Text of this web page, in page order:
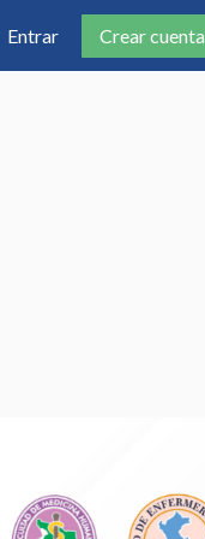
Entrar Crear cuenta